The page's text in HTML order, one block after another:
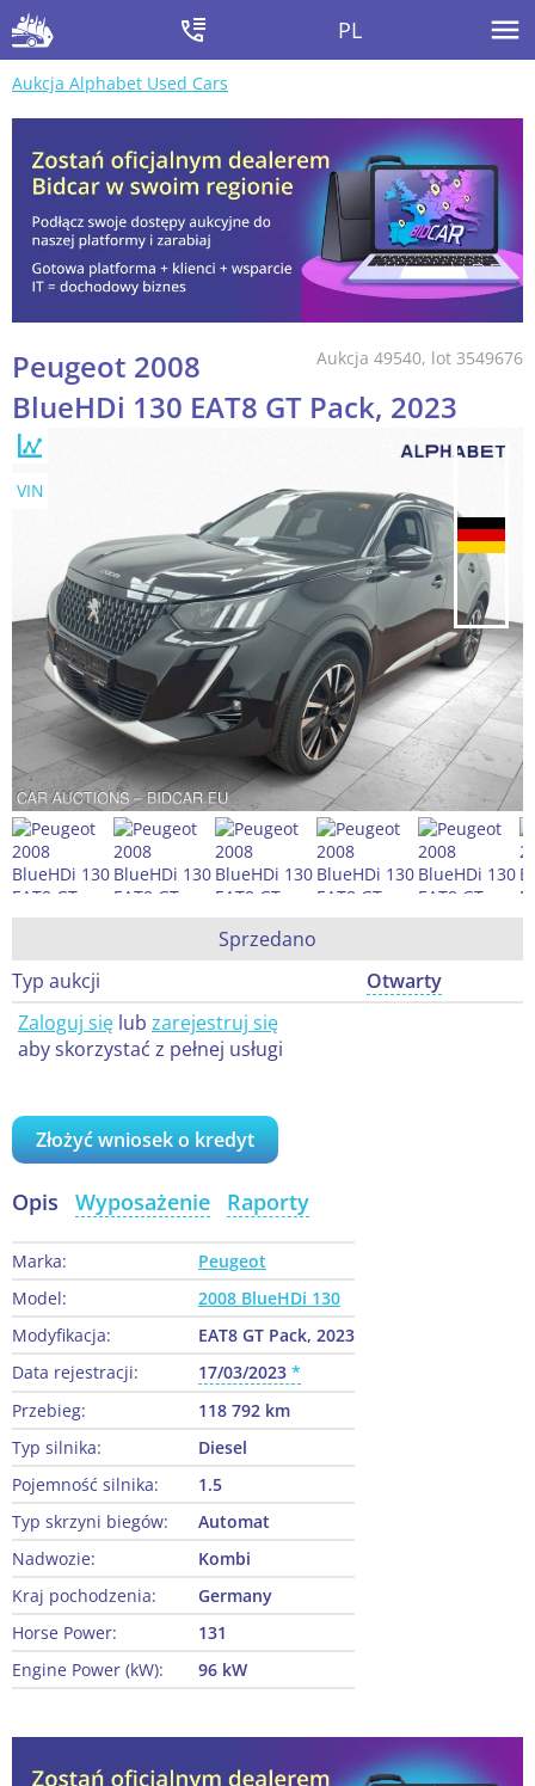
PL
Aukcja Alphabet Used Cars
Aukcja 49540, lot 3549676
Peugeot 2008
BlueHDi 130 EAT8 GT Pack, 2023
VIN
Sprzedano
Typ aukcji
Otwarty
Zaloguj się lub zarejestruj się
aby skorzystać z pełnej usługi
Złożyć wniosek o kredyt
Opis Wyposażenie Raporty
Marka:
Peugeot
Model:
2008 BlueHDi 130
Modyfikacja:
EAT8 GT Pack, 2023
Data rejestracji:
17/03/2023
Przebieg:
118 792 km
Typ silnika:
Diesel
Pojemność silnika:
1.5
Typ skrzyni biegów:
Automat
Nadwozie:
Kombi
Kraj pochodzenia:
Germany
Horse Power:
131
Engine Power (kW):
96 kW